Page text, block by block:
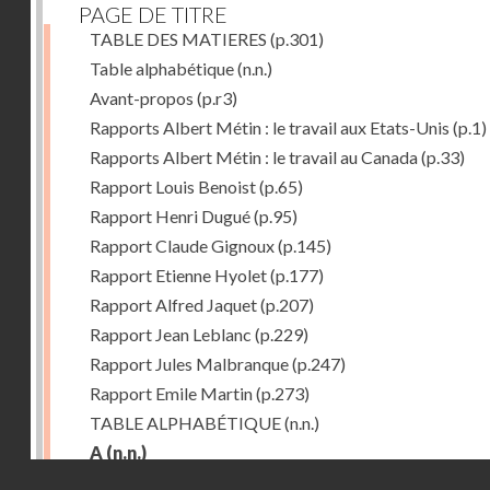
PAGE DE TITRE
TABLE DES MATIERES (p.301)
Table alphabétique(n.n.)
Avant-propos (p.r3)
Rapports Albert Métin : le travail aux Etats-Unis (p.1)
Rapports Albert Métin : le travail au Canada(p.33)
Rapport Louis Benoist(p.65)
Rapport Henri Dugué(p.95)
Rapport Claude Gignoux(p.145)
Rapport Etienne Hyolet(p.177)
Rapport Alfred Jaquet(p.207)
Rapport Jean Leblanc (p.229)
Rapport Jules Malbranque(p.247)
Rapport Emile Martin(p.273)
TABLE ALPHABÉTIQUE(n.n.)
A (n.n.)